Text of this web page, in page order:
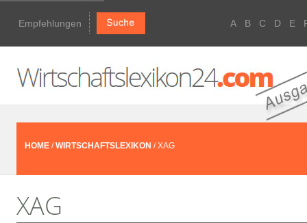
Empfehlungen A B C D E
HOME /WIRTSCHAFTSLEXIKON / XAG
XAG